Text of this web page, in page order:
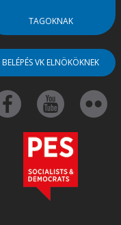
TAGOKNAK
BELÉPÉS VK ELNÖKÖKNEK